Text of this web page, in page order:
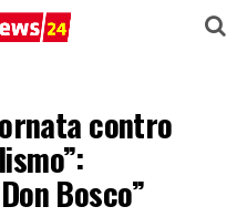
contro
Bosco”